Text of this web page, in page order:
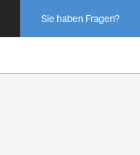
Sie haben Fragen?